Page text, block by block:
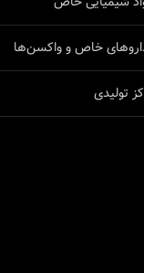
داروهای خاص و واکسن‌ها
تولیدی